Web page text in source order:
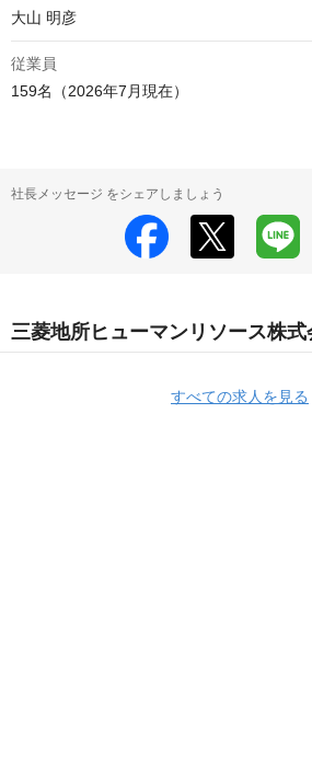
⁠大山 明彦
従業員
159名（2026年7月現在）
社長メッセージ をシェアしましょう
三菱地所ヒューマンリソース株式
すべての求人を見る